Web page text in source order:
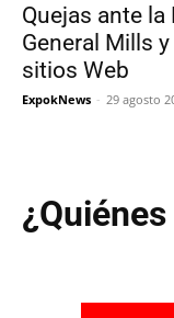
Quejas ante la
General Mills
sitios Web
ExpokNews - 29 agosto